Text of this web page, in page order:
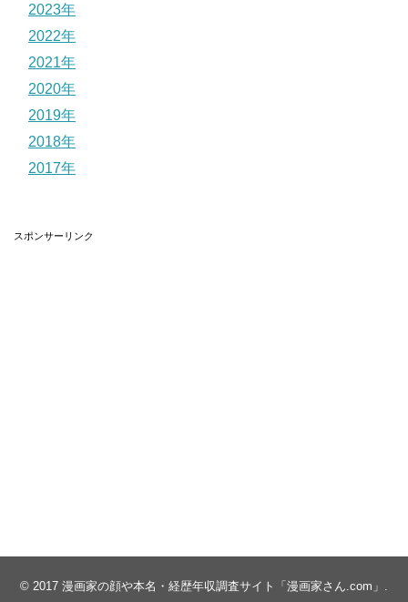
旧ブログでは、3姉妹の母親である自分のことを書いた内容
の記事は「母」、自分の旦那こと3姉妹の父親の内容のブロ
グは「父」でカテゴリ分けしていたんですね。
しかし実際には、カテゴリー「父」がなくなったのではな
また、漫才のようなやりとりで描かれる夫婦の旅の様子を
2023年
2022年
2021年
2020年
2019年
2018年
2017年
スポンサーリンク
© 2017 漫画家の顔や本名・経歴年収調査サイト「漫画家さん.com」 .